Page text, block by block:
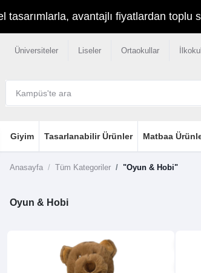
tasarımlarla, avantajlı fiyatlardan toplu
Üniversiteler Liseler Ortaokullar
Giyim Tasarlanabilir Ürünler Matbaa
Anasayfa Tüm Kategoriler "Oyun & Hobi"
Oyun & Hobi